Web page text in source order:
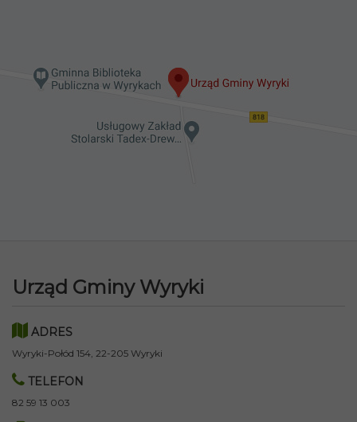
Urząd Gminy Wyryki
ADRES
Wyryki-Połód 154, 22-205 Wyryki
TELEFON
82 59 13 003